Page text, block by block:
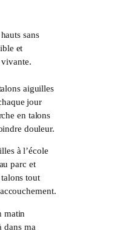
sans
et
vivante.
aiguilles
jour
en talons
douleur.
à l’école
parc et
talons tout
matin
dans ma